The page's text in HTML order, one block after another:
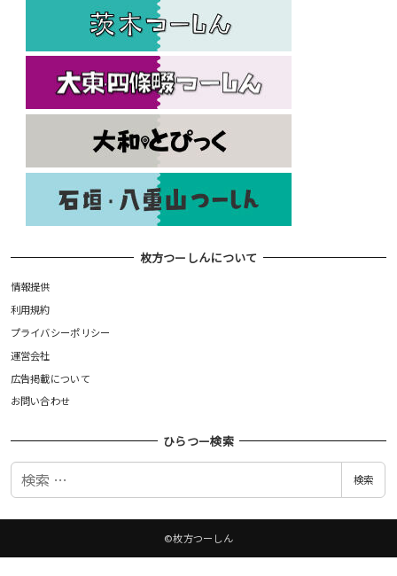
枚方つーしんについて
情報提供
利用規約
プライバシーポリシー
運営会社
広告掲載について
お問い合わせ
ひらつー検索
検
検索
©枚方つーしん